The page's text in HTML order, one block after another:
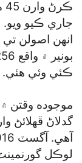
جاري ڪيو
انهن اصولن
ڪئي وئي هئي.
موجوده وقتن
گدلاڻ ڦهلائڻ
لوڪل